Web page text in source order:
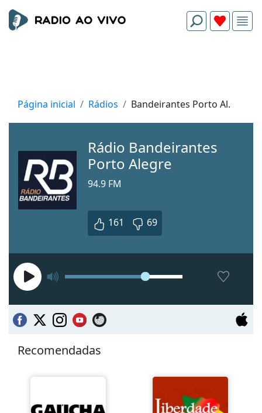
Página inicial Rádios Bandeirantes Porto Al.
Rádio Bandeirantes
Porto Alegre
94.9 FM
161 69
Recomendadas